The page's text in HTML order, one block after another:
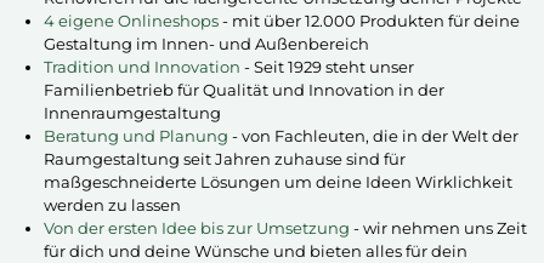
4 eigene Onlineshops- mit über 12.000 Produkten für deine
Gestaltung im Innen- und Außenbereich
Tradition und Innovation - Seit 1929 steht unser
Familienbetrieb für Qualität und Innovation in der
Innenraumgestaltung
Beratung und Planung - von Fachleuten, die in der Welt der
Raumgestaltung seit Jahren zuhause sind für
maßgeschneiderte Lösungen um deine Ideen Wirklichkeit
werden zu lassen
Von der ersten Idee bis zur Umsetzung - wir nehmen uns Zeit
für dich und deine Wünsche und bieten alles für dein